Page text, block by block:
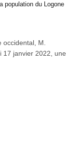
population du Logone
M.
17 janvier 2022, une